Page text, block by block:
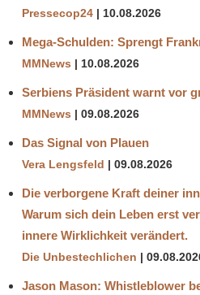
Pressecop24 10.08.2026
Mega-Schulden: Sprengt
MMNews 10.08.2026
Serbiens Präsident warnt vor
MMNews 09.08.2026
Das Signal von Plauen
Vera Lengsfeld 09.08.2026
Die verborgene Kraft deiner
Warum sich dein Leben erst
innere Wirklichkeit verändert.
Die Unbestechlichen
Jason Mason: Whistleblower